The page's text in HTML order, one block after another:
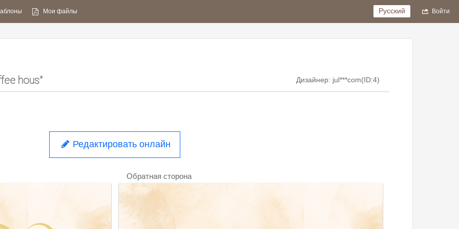
Мои файлы Русский Войти
hous" Дизайнер: jul***com(ID:4)
Редактировать онлайн
Обратная сторона